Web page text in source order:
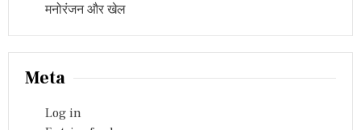
मनोरंजन और खेल
Meta
Log in